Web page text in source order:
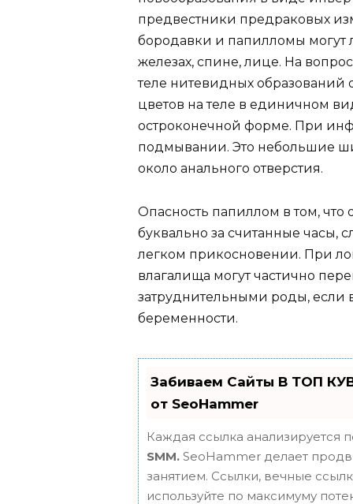
предвестники предраковых
бородавки и папилломы могут
железах, спине, лице. На
теле нитевидных образований
цветов на теле в единичном
остроконечной форме. При
подмывании. Это небольшие
около анального отверстия.
Опасность папиллом в том, что
буквально за считанные часы,
легком прикосновении. При
влагалища могут частично
затруднительными роды,
беременности.
Забиваем Сайты В ТОП
от SeoHammer
Каждая ссылка анализируется
SMM. SeoHammer делает
занятием. Ссылки, вечные
используйте по максимуму